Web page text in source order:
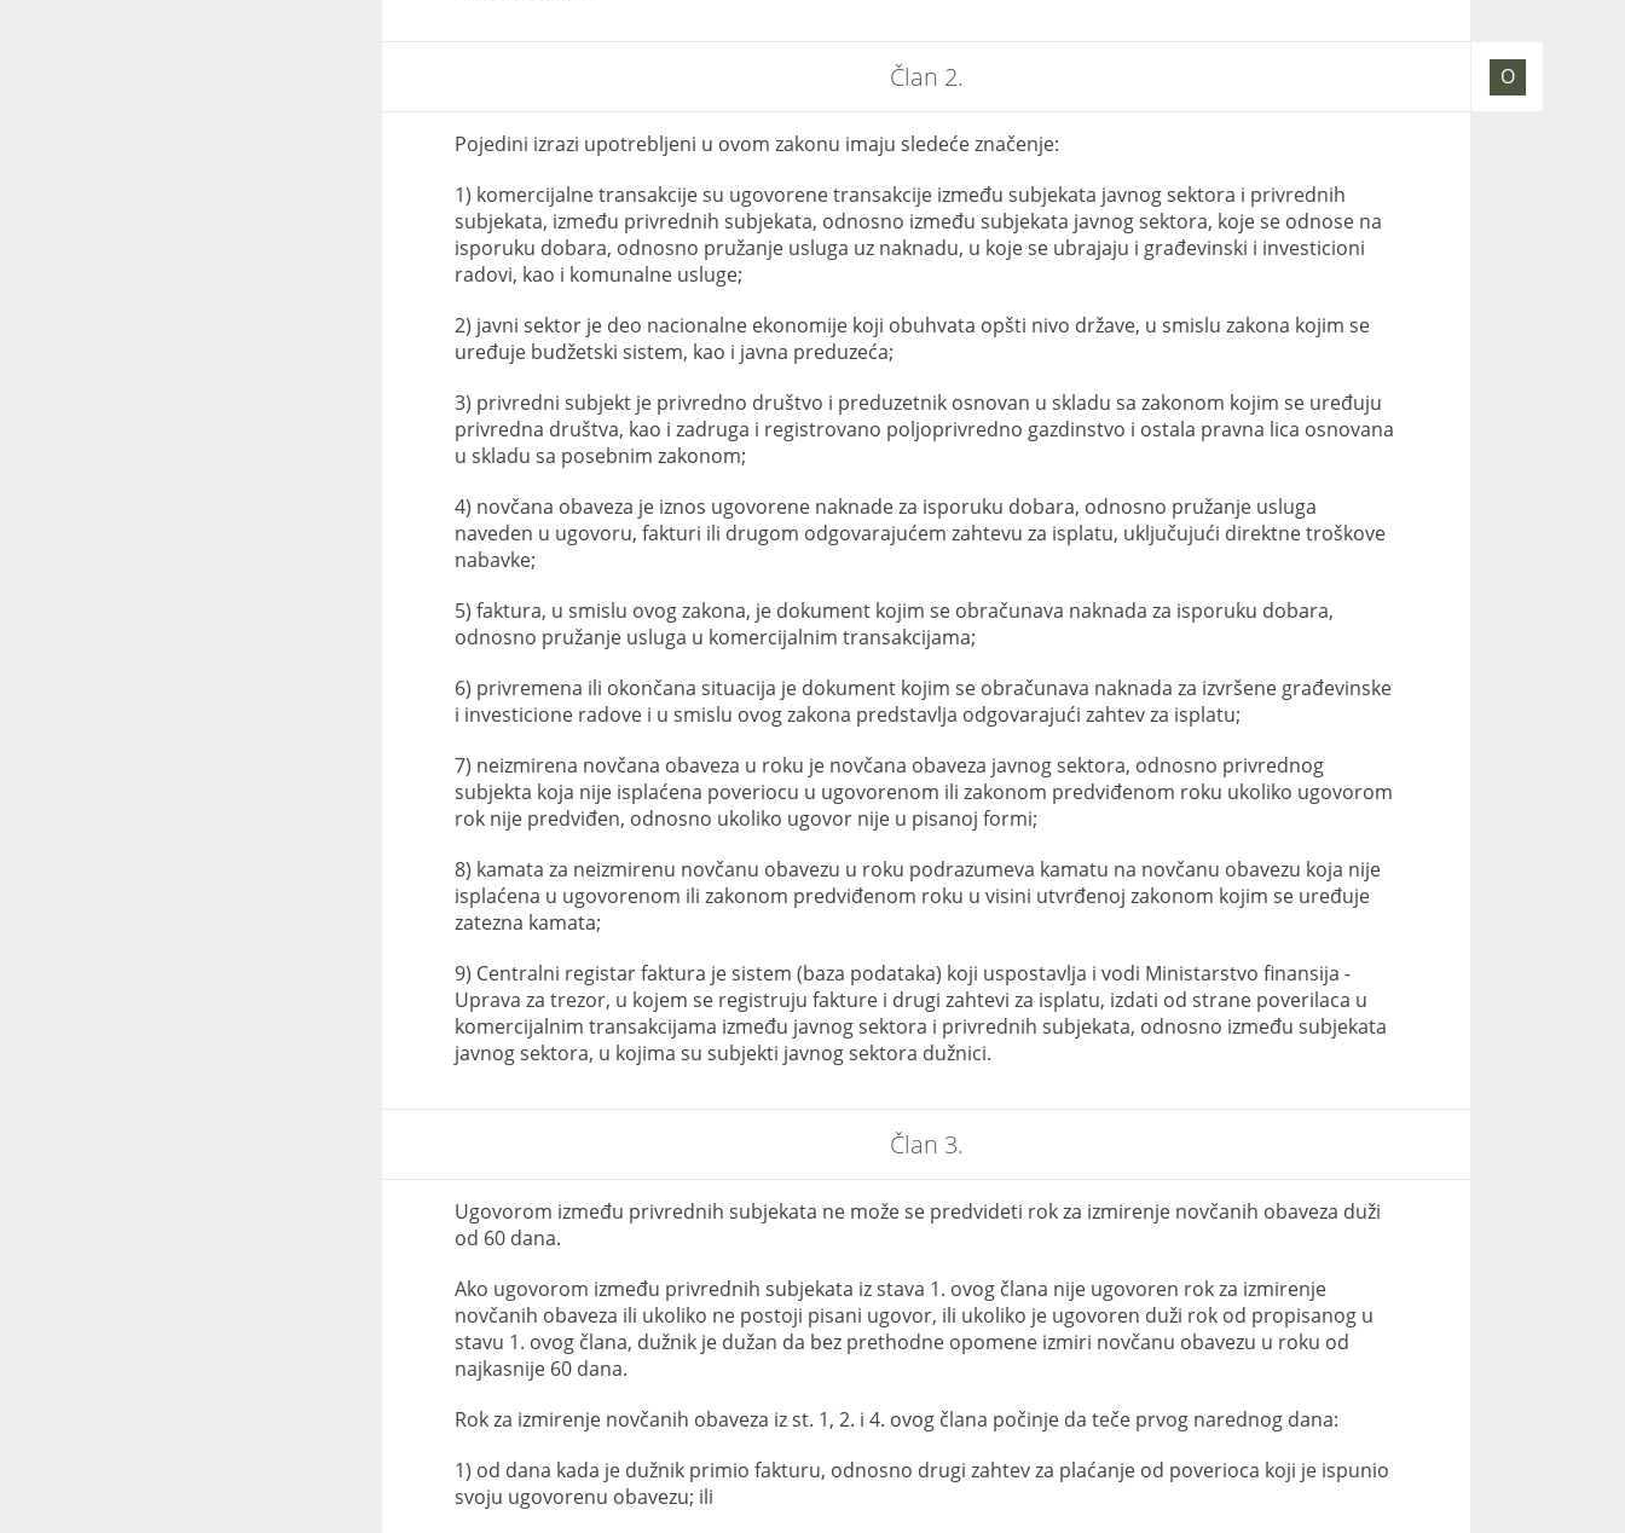
Član 2.
Pojedini izrazi upotrebljeni u ovom zakonu imaju sledeće značenje:
1) komercijalne transakcije su ugovorene transakcije između subjekata javnog sektora i privrednih
subjekata, između privrednih subjekata, odnosno između subjekata javnog sektora, koje se odnose na
isporuku dobara, odnosno pružanje usluga uz naknadu, u koje se ubrajaju i građevinski i investicioni
radovi, kao i komunalne usluge;
2) javni sektor je deo nacionalne ekonomije koji obuhvata opšti nivo države, u smislu zakona kojim se
uređuje budžetski sistem, kao i javna preduzeća;
3) privredni subjekt je privredno društvo i preduzetnik osnovan u skladu sa zakonom kojim se uređuju
privredna društva, kao i zadruga i registrovano poljoprivredno gazdinstvo i ostala pravna lica osnovana
u skladu sa posebnim zakonom;
4) novčana obaveza je iznos ugovorene naknade za isporuku dobara, odnosno pružanje usluga
naveden u ugovoru, fakturi ili drugom odgovarajućem zahtevu za isplatu, uključujući direktne troškove
nabavke;
5) faktura, u smislu ovog zakona, je dokument kojim se obračunava naknada za isporuku dobara,
odnosno pružanje usluga u komercijalnim transakcijama;
6) privremena ili okončana situacija je dokument kojim se obračunava naknada za izvršene građevinske
i investicione radove i u smislu ovog zakona predstavlja odgovarajući zahtev za isplatu;
7) neizmirena novčana obaveza u roku je novčana obaveza javnog sektora, odnosno privrednog
subjekta koja nije isplaćena poveriocu u ugovorenom ili zakonom predviđenom roku ukoliko ugovorom
rok nije predviđen, odnosno ukoliko ugovor nije u pisanoj formi;
8) kamata za neizmirenu novčanu obavezu u roku podrazumeva kamatu na novčanu obavezu koja nije
isplaćena u ugovorenom ili zakonom predviđenom roku u visini utvrđenoj zakonom kojim se uređuje
zatezna kamata;
9) Centralni registar faktura je sistem (baza podataka) koji uspostavlja i vodi Ministarstvo finansija -
Uprava za trezor, u kojem se registruju fakture i drugi zahtevi za isplatu, izdati od strane poverilaca u
komercijalnim transakcijama između javnog sektora i privrednih subjekata, odnosno između subjekata
javnog sektora, u kojima su subjekti javnog sektora dužnici.
O
Član 3.
Ugovorom između privrednih subjekata ne može se predvideti rok za izmirenje novčanih obaveza duži
od 60 dana.
Ako ugovorom između privrednih subjekata iz stava 1. ovog člana nije ugovoren rok za izmirenje
novčanih obaveza ili ukoliko ne postoji pisani ugovor, ili ukoliko je ugovoren duži rok od propisanog u
stavu 1. ovog člana, dužnik je dužan da bez prethodne opomene izmiri novčanu obavezu u roku od
najkasnije 60 dana.
Rok za izmirenje novčanih obaveza iz st. 1, 2. i 4. ovog člana počinje da teče prvog narednog dana:
1) od dana kada je dužnik primio fakturu, odnosno drugi zahtev za plaćanje od poverioca koji je ispunio
svoju ugovorenu obavezu; ili